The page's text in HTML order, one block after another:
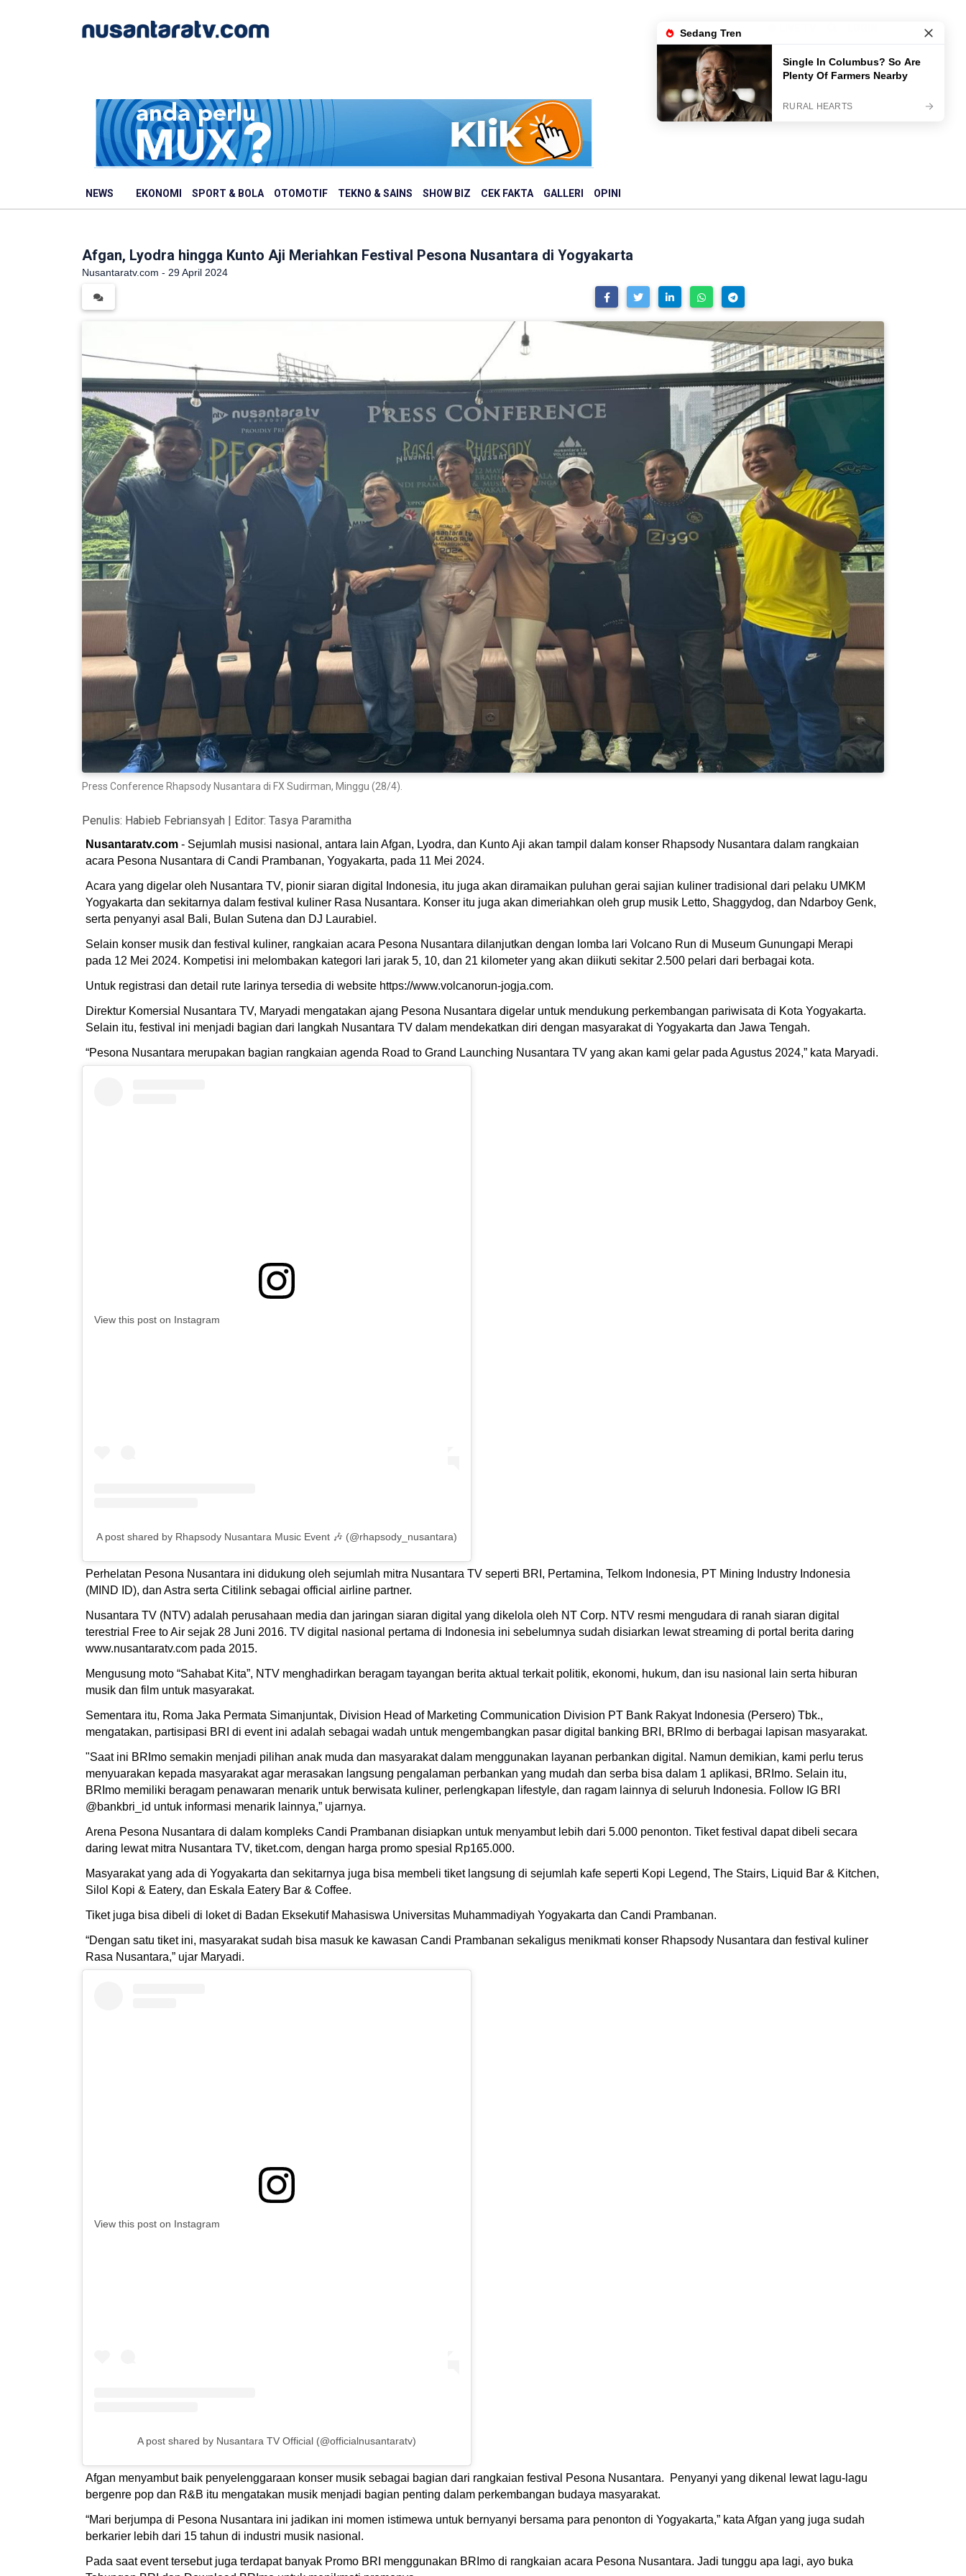
NEWS EKONOMI SPORT & BOLA OTOMOTIF TEKNO & SAINS SHOW BIZ CEK FAKTA GALLERI OPINI
Afgan, Lyodra hingga Kunto Aji Meriahkan Festival Pesona Nusantara di Yogyakarta
Nusantaratv.com - 29 April 2024
Press Conference Rhapsody Nusantara di FX Sudirman, Minggu (28/4).
Penulis: Habieb Febriansyah | Editor: Tasya Paramitha
Nusantaratv.com - Sejumlah musisi nasional, antara lain Afgan, Lyodra, dan Kunto Aji akan tampil dalam konser Rhapsody Nusantara dalam rangkaian
acara Pesona Nusantara di Candi Prambanan, Yogyakarta, pada 11 Mei 2024.
Acara yang digelar oleh Nusantara TV, pionir siaran digital Indonesia, itu juga akan diramaikan puluhan gerai sajian kuliner tradisional dari pelaku UMKM
Yogyakarta dan sekitarnya dalam festival kuliner Rasa Nusantara. Konser itu juga akan dimeriahkan oleh grup musik Letto, Shaggydog, dan Ndarboy Genk,
serta penyanyi asal Bali, Bulan Sutena dan DJ Laurabiel.
Selain konser musik dan festival kuliner, rangkaian acara Pesona Nusantara dilanjutkan dengan lomba lari Volcano Run di Museum Gunungapi Merapi
pada 12 Mei 2024. Kompetisi ini melombakan kategori lari jarak 5, 10, dan 21 kilometer yang akan diikuti sekitar 2.500 pelari dari berbagai kota.
Untuk registrasi dan detail rute larinya tersedia di website https://www.volcanorun-jogja.com.
Direktur Komersial Nusantara TV, Maryadi mengatakan ajang Pesona Nusantara digelar untuk mendukung perkembangan pariwisata di Kota Yogyakarta.
Selain itu, festival ini menjadi bagian dari langkah Nusantara TV dalam mendekatkan diri dengan masyarakat di Yogyakarta dan Jawa Tengah.
“Pesona Nusantara merupakan bagian rangkaian agenda Road to Grand Launching Nusantara TV yang akan kami gelar pada Agustus 2024,” kata Maryadi.
View this post on Instagram
A post shared by Rhapsody Nusantara Music Event 🎶 (@rhapsody_nusantara)
Perhelatan Pesona Nusantara ini didukung oleh sejumlah mitra Nusantara TV seperti BRI, Pertamina, Telkom Indonesia, PT Mining Industry Indonesia
(MIND ID), dan Astra serta Citilink sebagai official airline partner.
Nusantara TV (NTV) adalah perusahaan media dan jaringan siaran digital yang dikelola oleh NT Corp. NTV resmi mengudara di ranah siaran digital
terestrial Free to Air sejak 28 Juni 2016. TV digital nasional pertama di Indonesia ini sebelumnya sudah disiarkan lewat streaming di portal berita daring
www.nusantaratv.com pada 2015.
Mengusung moto “Sahabat Kita”, NTV menghadirkan beragam tayangan berita aktual terkait politik, ekonomi, hukum, dan isu nasional lain serta hiburan
musik dan film untuk masyarakat.
Sementara itu, Roma Jaka Permata Simanjuntak, Division Head of Marketing Communication Division PT Bank Rakyat Indonesia (Persero) Tbk.,
mengatakan, partisipasi BRI di event ini adalah sebagai wadah untuk mengembangkan pasar digital banking BRI, BRImo di berbagai lapisan masyarakat.
"Saat ini BRImo semakin menjadi pilihan anak muda dan masyarakat dalam menggunakan layanan perbankan digital. Namun demikian, kami perlu terus
menyuarakan kepada masyarakat agar merasakan langsung pengalaman perbankan yang mudah dan serba bisa dalam 1 aplikasi, BRImo. Selain itu,
BRImo memiliki beragam penawaran menarik untuk berwisata kuliner, perlengkapan lifestyle, dan ragam lainnya di seluruh Indonesia. Follow IG BRI
@bankbri_id untuk informasi menarik lainnya,” ujarnya.
Arena Pesona Nusantara di dalam kompleks Candi Prambanan disiapkan untuk menyambut lebih dari 5.000 penonton. Tiket festival dapat dibeli secara
daring lewat mitra Nusantara TV, tiket.com, dengan harga promo spesial Rp165.000.
Masyarakat yang ada di Yogyakarta dan sekitarnya juga bisa membeli tiket langsung di sejumlah kafe seperti Kopi Legend, The Stairs, Liquid Bar & Kitchen,
Silol Kopi & Eatery, dan Eskala Eatery Bar & Coffee.
Tiket juga bisa dibeli di loket di Badan Eksekutif Mahasiswa Universitas Muhammadiyah Yogyakarta dan Candi Prambanan.
“Dengan satu tiket ini, masyarakat sudah bisa masuk ke kawasan Candi Prambanan sekaligus menikmati konser Rhapsody Nusantara dan festival kuliner
Rasa Nusantara,” ujar Maryadi.
View this post on Instagram
A post shared by Nusantara TV Official (@officialnusantaratv)
Afgan menyambut baik penyelenggaraan konser musik sebagai bagian dari rangkaian festival Pesona Nusantara. Penyanyi yang dikenal lewat lagu-lagu
bergenre pop dan R&B itu mengatakan musik menjadi bagian penting dalam perkembangan budaya masyarakat.
“Mari berjumpa di Pesona Nusantara ini jadikan ini momen istimewa untuk bernyanyi bersama para penonton di Yogyakarta,” kata Afgan yang juga sudah
berkarier lebih dari 15 tahun di industri musik nasional.
Pada saat event tersebut juga terdapat banyak Promo BRI menggunakan BRImo di rangkaian acara Pesona Nusantara. Jadi tunggu apa lagi, ayo buka